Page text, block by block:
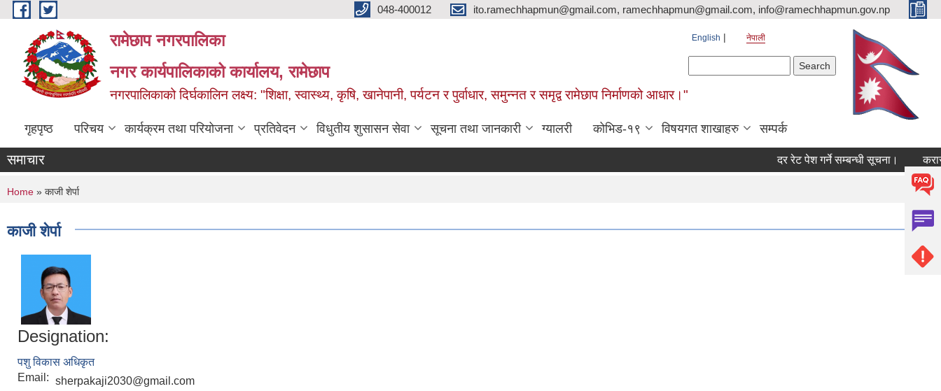
Skip to main content 048-400012 ito.ramechhapmun@gmail.com, ramechhapmun@gmail.com, info@ramechhapmun.gov.np
रामेछाप नगरपालिका
नगर कार्यपालिकाको कार्यालय, रामेछाप
नगरपालिकाको दिर्घकालिन लक्ष्य: "शिक्षा, स्वास्थ्य, कृषि, खानेपानी, पर्यटन र पुर्वाधार, समुन्नत र समृद्व रामेछाप निर्माणको आधार।"
English नेपाली
गृहपृष्ठ परिचय कार्यक्रम तथा परियोजना प्रतिवेदन विधुतीय शुसासन सेवा सूचना तथा जानकारी ग्यालरी कोभिड-१९ विषयगत शाखाहरु सम्पर्क
समाचार दर रेट पेश गर्ने सम्बन्धी सूचना। करारमा
You are here
Home » काजी शेर्पा
काजी शेर्पा
Designation:
पशु विकास अधिकृत
Email: sherpakaji2030@gmail.com